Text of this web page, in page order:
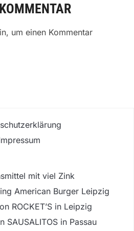
um einen Kommentar
mit viel Zink
American Burger Leipzig
ROCKET’S in Leipzig
SAUSALITOS in Passau